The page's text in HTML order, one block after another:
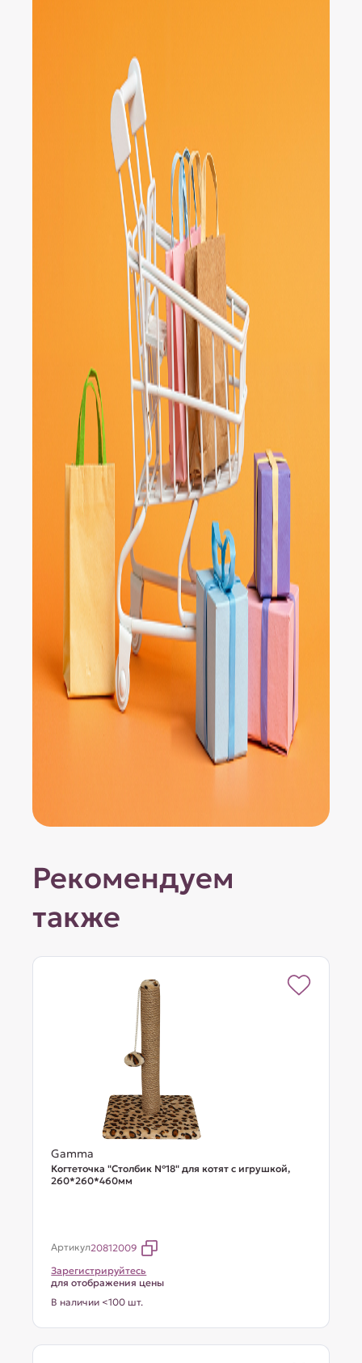
Рекомендуем
также
Gamma
Когтеточка "Столбик №18" для котят с игрушкой,
260*260*460мм
Артикул20812009
Зарегистрируйтесь
для отображения цены
В наличии <100 шт.